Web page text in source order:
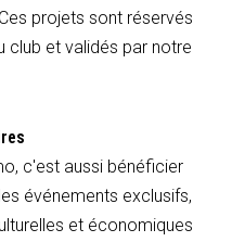
projets sont réservés
club et validés par notre
c'est aussi bénéficier
événements exclusifs,
et économiques